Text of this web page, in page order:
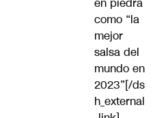
en piedra
como “la
mejor
salsa del
mundo en
2023”[/ds
h_external